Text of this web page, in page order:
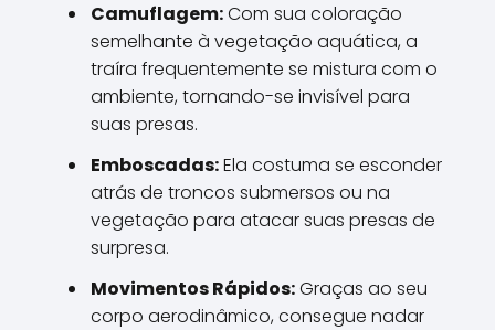
Camuflagem:Com sua coloração
semelhante à vegetação aquática, a
traíra frequentemente se mistura com o
ambiente, tornando-se invisível para
suas presas.
Emboscadas:Ela costuma se esconder
atrás de troncos submersos ou na
vegetação para atacar suas presas de
surpresa.
Movimentos Rápidos:Graças ao seu
corpo aerodinâmico, consegue nadar